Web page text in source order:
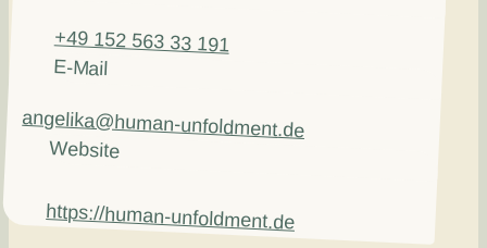
+49 152 563 33 191
E-Mail
angelika@human-unfoldment.de
Website
https://human-unfoldment.de